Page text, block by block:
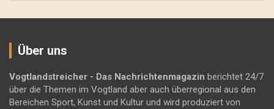
Über uns
Vogtlandstreicher - Das Nachrichtenmagazin berichtet 24/7
über die Themen im Vogtland aber auch überregional aus den
Bereichen Sport, Kunst und Kultur und wird produziert von